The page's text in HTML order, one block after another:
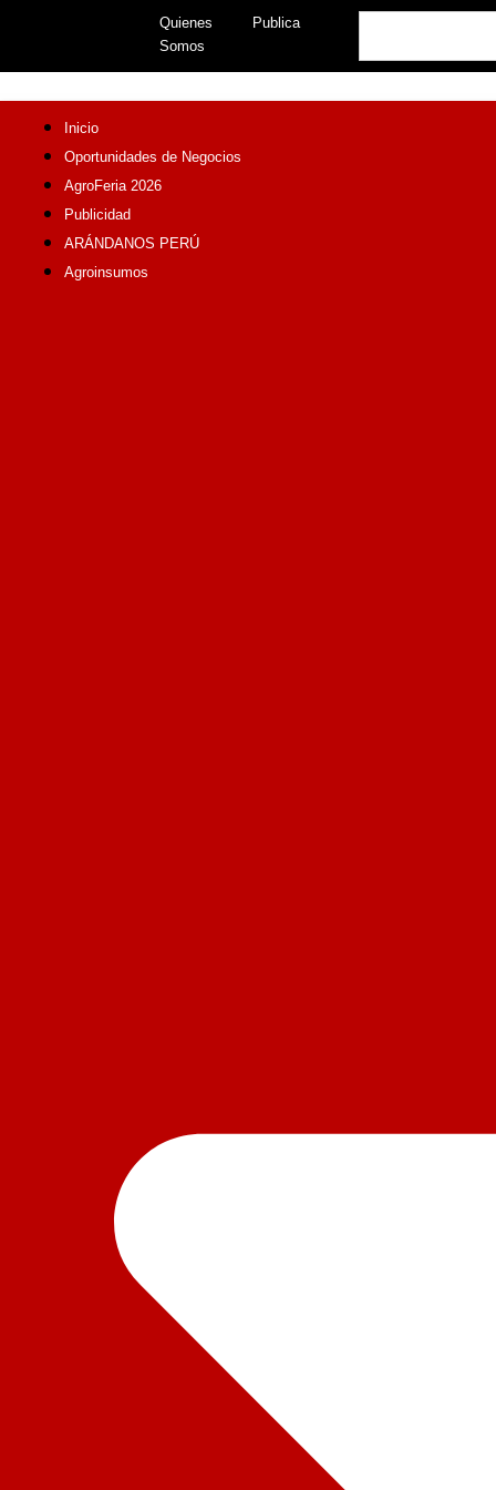
content
Quienes
Somos
Publica
Inicio
Oportunidades de Negocios
AgroFeria 2026
Publicidad
ARÁNDANOS PERÚ
Agroinsumos